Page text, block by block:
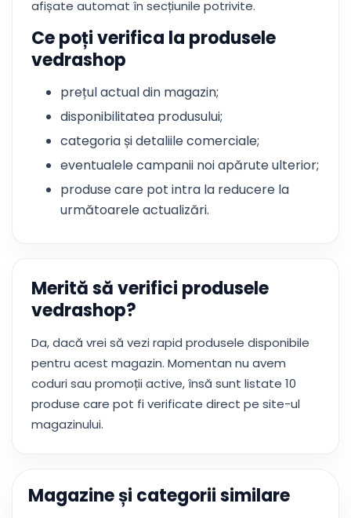
afișate automat în secțiunile potrivite.
Ce poți verifica la produsele
vedrashop
prețul actual din magazin;
disponibilitatea produsului;
categoria și detaliile comerciale;
eventualele campanii noi apărute ulterior;
produse care pot intra la reducere la
următoarele actualizări.
Merită să verifici produsele
vedrashop?
Da, dacă vrei să vezi rapid produsele disponibile
pentru acest magazin. Momentan nu avem
coduri sau promoții active, însă sunt listate 10
produse care pot fi verificate direct pe site-ul
magazinului.
Magazine și categorii similare